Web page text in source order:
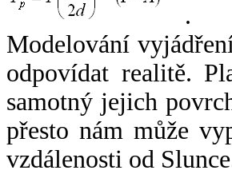
.
Modelování
odpovídat realitě.
samotný jejich
přesto nám může
vzdálenosti od